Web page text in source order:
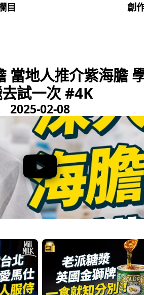
目 創
地人推介紫海膽
試一次 #4K
2025-02-08